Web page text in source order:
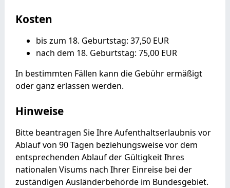
Kosten
bis zum 18. Geburtstag: 37,50 EUR
nach dem 18. Geburtstag: 75,00 EUR
In bestimmten Fällen kann die Gebühr ermäßigt
oder ganz erlassen werden.
Hinweise
Bitte beantragen Sie Ihre Aufenthaltserlaubnis vor
Ablauf von 90 Tagen beziehungsweise vor dem
entsprechenden Ablauf der Gültigkeit Ihres
nationalen Visums nach Ihrer Einreise bei der
zuständigen Ausländerbehörde im Bundesgebiet.